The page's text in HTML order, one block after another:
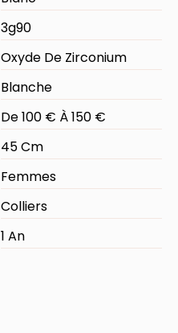
3g90
Oxyde De Zirconium
Blanche
De 100 € À 150 €
45 Cm
Femmes
Colliers
1 An